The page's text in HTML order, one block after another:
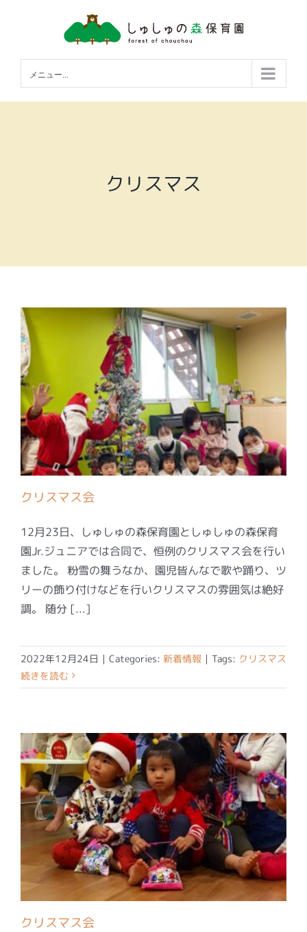
メニュー...
クリスマス
クリスマス会
12月23日、しゅしゅの森保育園としゅしゅの森保育
園Jr.ジュニアでは合同で、恒例のクリスマス会を行い
ました。 粉雪の舞うなか、園児皆んなで歌や踊り、ツ
リーの飾り付けなどを行いクリスマスの雰囲気は絶好
調。 随分 [...]
2022年12月24日 | Categories: 新着情報 | Tags: クリスマス
続きを読む
クリスマス会